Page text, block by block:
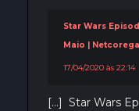
Star Wars
Maio |
17/04/2020 às 22:14
[…] Star Wars